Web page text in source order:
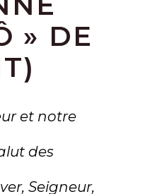
» DE
et notre
des
Seigneur,